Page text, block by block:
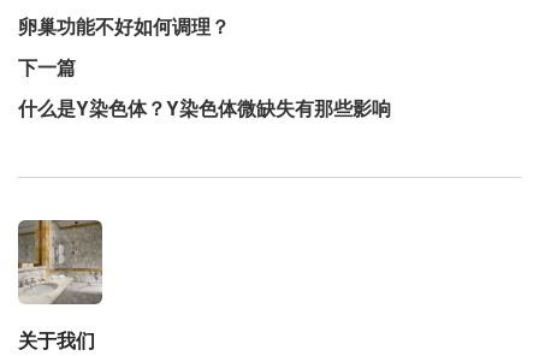
卵巢功能不好如何调理？
下一篇
什么是Y染色体？Y染色体微缺失有那些影响
关于我们